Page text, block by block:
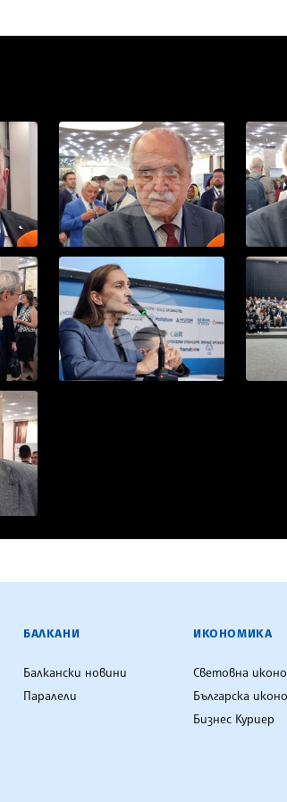
БАЛКАНИ
Балкански новини
Паралели
ИКОНОМИКА
Световна
Българска
Бизнес Куриер